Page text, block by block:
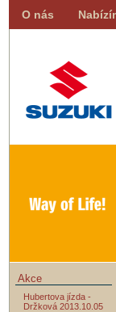
O nás
Akce
Hubertova jízda -
Držková 2013.10.05